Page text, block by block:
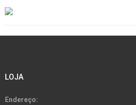
LOJA
Endereço: